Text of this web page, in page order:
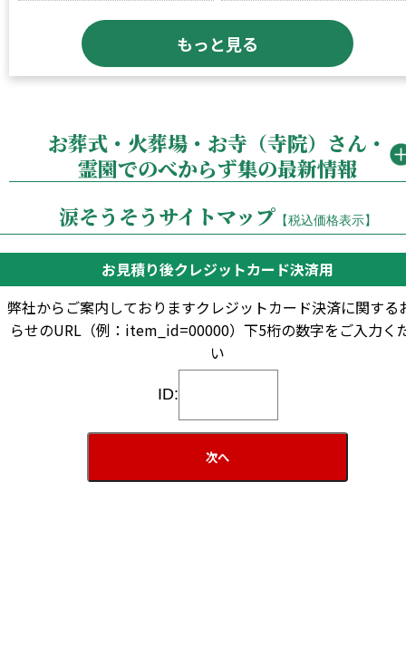
過度な掃除はするべか
らず！
ご先祖が眠っている墓
地では騒ぐべからず！
もっと見る
お葬式・火葬場・お寺（寺院）さん・
霊園でのべからず集の最新情報
涙そうそうサイトマップ 【税込価格表示】
お見積り後クレジットカード決済用
弊社からご案内しておりますクレジットカード決済に関する
らせのURL（例：item_id=00000）下5桁の数字をご入力く
い
ID: